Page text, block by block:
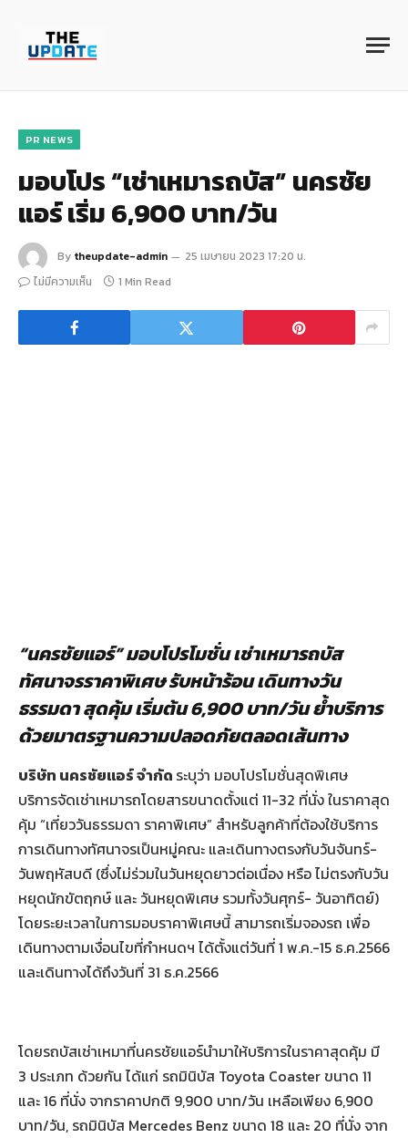
PR NEWS
มอบโปร “เช่าเหมารถบัส” นครชัย
แอร์ เริ่ม 6,900 บาท/วัน
By theupdate-admin
25 เมษายน 2023 17:20 น.
ไม่มีความเห็น
1 Min Read
“นครชัยแอร์” มอบโปรโมชั่น เช่าเหมารถบัส
ทัศนาจรราคาพิเศษ รับหน้าร้อน เดินทางวัน
ธรรมดา สุดคุ้ม เริ่มต้น6,900บาท/วัน ย้ำบริการ
ด้วยมาตรฐานความปลอดภัยตลอดเส้นทาง
บริษัท นครชัยแอร์ จำกัด ระบุว่า มอบโปรโมชั่นสุดพิเศษ
บริการจัดเช่าเหมารถโดยสารขนาดตั้งแต่ 11-32 ที่นั่ง ในราคาสุด
คุ้ม “เที่ยววันธรรมดา ราคาพิเศษ” สำหรับลูกค้าที่ต้องใช้บริการ
การเดินทางทัศนาจรเป็นหมู่คณะ และเดินทางตรงกับวันจันทร์-
วันพฤหัสบดี (ซึ่งไม่ร่วมในวันหยุดยาวต่อเนื่อง หรือ ไม่ตรงกับวัน
หยุดนักขัตฤกษ์ และ วันหยุดพิเศษ รวมทั้งวันศุกร์- วันอาทิตย์)
โดยระยะเวลาในการมอบราคาพิเศษนี้ สามารถเริ่มจองรถ เพื่อ
เดินทางตามเงื่อนไขที่กำหนดฯ ได้ตั้งแต่วันที่ 1 พ.ค.-15 ธ.ค.2566
และเดินทางได้ถึงวันที่ 31 ธ.ค.2566
โดยรถบัสเช่าเหมาที่นครชัยแอร์นำมาให้บริการในราคาสุดคุ้ม มี
3 ประเภท ด้วยกัน ได้แก่ รถมินิบัส Toyota Coaster ขนาด 11
และ 16 ที่นั่ง จากราคาปกติ 9,900 บาท/วัน เหลือเพียง 6,900
บาท/วัน, รถมินิบัส Mercedes Benz ขนาด 18 และ 20 ที่นั่ง จาก